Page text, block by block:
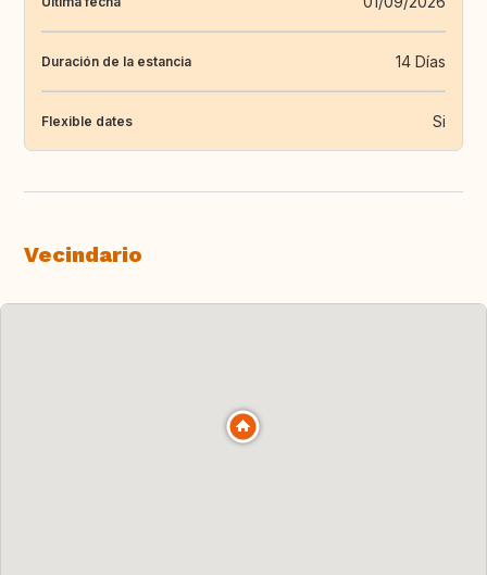
Duración de la estancia 14 Días
Flexible dates Si
Vecindario